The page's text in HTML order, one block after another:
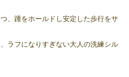
、踵をホールドし安定した歩行をサ
ラフになりすぎない大人の洗練シル